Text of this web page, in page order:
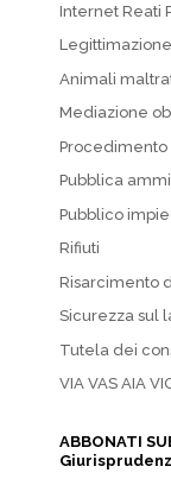
Internet Reati
Animali
Mediazione
Procedimento
Pubblica
Pubblico
Rifiuti
Risarcimento
Sicurezza sul
Tutela dei
VIA VAS AIA
ABBONATI